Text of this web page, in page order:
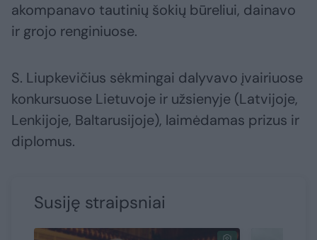
akompanavo tautinių šokių būreliui, dainavo
ir grojo renginiuose.
S. Liupkevičius sėkmingai dalyvavo įvairiuose
konkursuose Lietuvoje ir užsienyje (Latvijoje,
Lenkijoje, Baltarusijoje), laimėdamas prizus ir
diplomus.
Susiję straipsniai